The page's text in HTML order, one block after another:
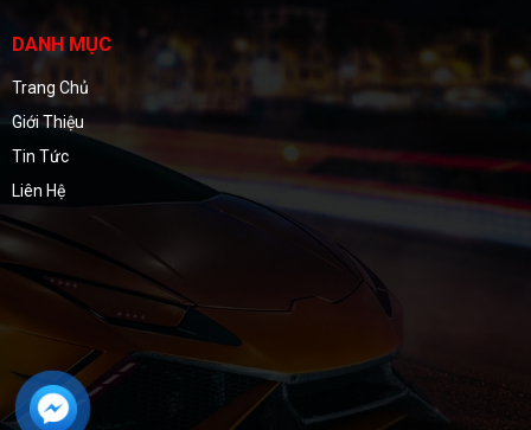
DANH MỤC
Trang Chủ
Giới Thiệu
Tin Tức
Liên Hệ